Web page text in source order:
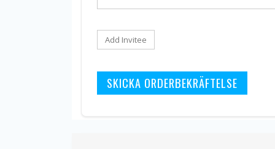
Add Invitee
SKICKA ORDERBEKRÄFTELSE